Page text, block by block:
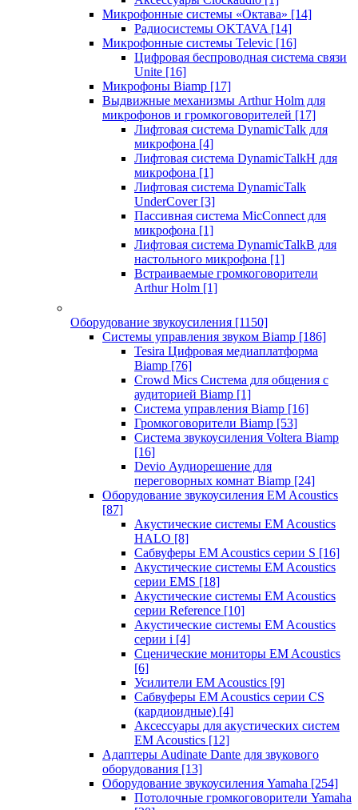
Микрофонные системы «Октава» [14]
Радиосистемы OKTAVA [14]
Микрофонные системы Televic [16]
Цифровая беспроводная система связи
Unite [16]
Микрофоны Biamp [17]
Выдвижные механизмы Arthur Holm для
микрофонов и громкоговорителей [17]
Лифтовая система DynamicTalk для
микрофона [4]
Лифтовая система DynamicTalkH для
микрофона [1]
Лифтовая система DynamicTalk
UnderCover [3]
Пассивная система MicConnect для
микрофона [1]
Лифтовая система DynamicTalkB для
настольного микрофона [1]
Встраиваемые громкоговорители
Arthur Holm [1]
Оборудование звукоусиления [1150]
Системы управления звуком Biamp [186]
Tesira Цифровая медиаплатформа
Biamp [76]
Crowd Mics Система для общения с
аудиторией Biamp [1]
Система управления Biamp [16]
Громкоговорители Biamp [53]
Система звукоусиления Voltera Biamp
[16]
Devio Аудиорешение для
переговорных комнат Biamp [24]
Оборудование звукоусиления EM Acoustics
[87]
Акустические системы EM Acoustics
HALO [8]
Сабвуферы EM Acoustics серии S [16]
Акустические системы EM Acoustics
серии EMS [18]
Акустические системы EM Acoustics
серии Reference [10]
Акустические системы EM Acoustics
серии i [4]
Сценические мониторы EM Acoustics
[6]
Усилители EM Acoustics [9]
Сабвуферы EM Acoustics серии CS
(кардиоидные) [4]
Аксессуары для акустических систем
EM Acoustics [12]
Адаптеры Audinate Dante для звукового
оборудования [13]
Оборудование звукоусиления Yamaha [254]
Потолочные громкоговорители Yamaha